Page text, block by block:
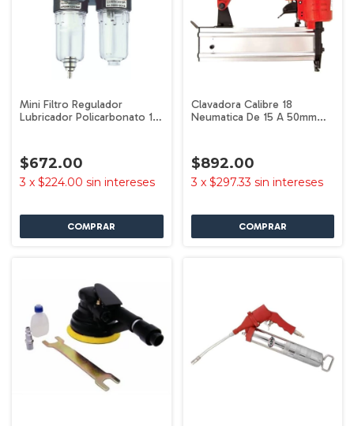
Mini Filtro Regulador
Lubricador Policarbonato 1/4
$672.00
3 x $224.00 sin intereses
Clavadora Calibre 18
Neumatica De 15 A 50mm
$892.00
3 x $297.33 sin intereses